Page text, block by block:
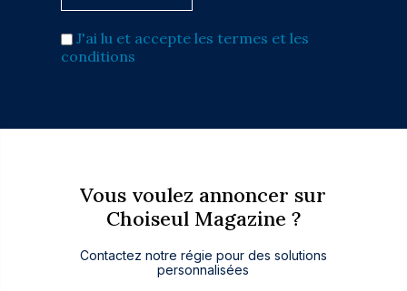
J'ai lu et accepte les termes et les
conditions
Vous voulez annoncer sur
Choiseul Magazine ?
Contactez notre régie pour des solutions
personnalisées